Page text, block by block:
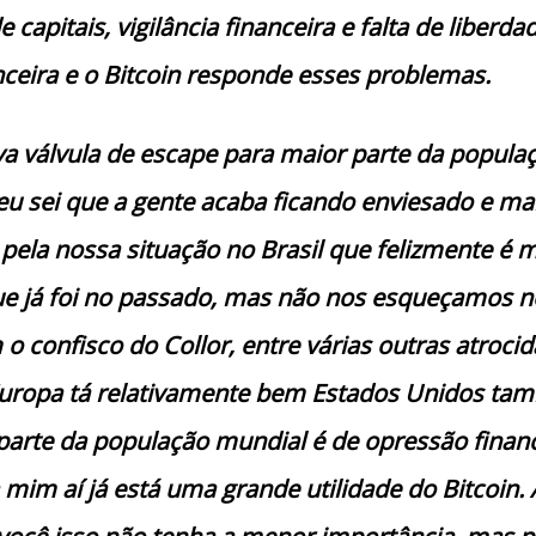
capitais, vigilância financeira e falta de
e o Bitcoin responde esses problemas.
válvula de escape para maior parte da
sei que a gente acaba ficando enviesado e
nossa situação no Brasil que felizmente é
já foi no passado, mas não nos esqueçamos
confisco do Collor, entre várias outras
tá relativamente bem Estados Unidos
da população mundial é de opressão
aí já está uma grande utilidade do Bitcoin.